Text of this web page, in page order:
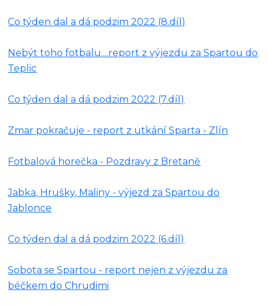
Co týden dal a dá podzim 2022 (8.díl)
Nebýt toho fotbalu....report z výjezdu za Spartou do
Teplic
Co týden dal a dá podzim 2022 (7.díl)
Zmar pokračuje - report z utkání Sparta - Zlín
Fotbalová horečka - Pozdravy z Bretaně
Jabka, Hrušky, Maliny - výjezd za Spartou do
Jablonce
Co týden dal a dá podzim 2022 (6.díl)
Sobota se Spartou - report nejen z výjezdu za
béčkem do Chrudimi